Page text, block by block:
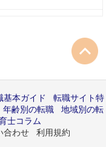
基本ガイド
転職サイト特
年齢別の転職
地域別の転
士コラム
合わせ 利用規約